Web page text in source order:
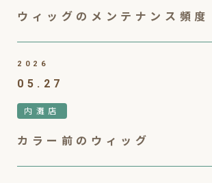
ウィッグのメンテナンス頻度
2026
05.27
内灘店
カラー前のウィッグ